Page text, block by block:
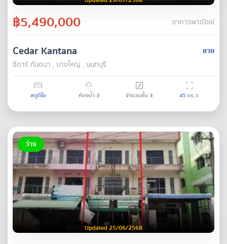
฿5,490,000 อาคารพาณิชย์
ขาย
Cedar Kantana
ซีดาร์ กันตนา , บางใหญ่ , นนทบุรี
สตูดิโอ ห้องน้ำ3 จำนวนชั้น 3 45ตร.ว.
ว่าง
Updated 25/06/2568